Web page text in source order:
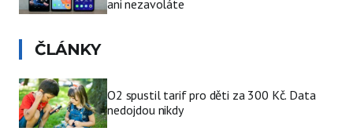
ani nezavoláte
ČLÁNKY
O2 spustil tarif pro děti za 300 Kč. Data
nedojdou nikdy